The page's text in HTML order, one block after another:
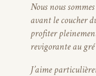
Nous nous
avant le coucher
profiter
revigorante au
J’aime